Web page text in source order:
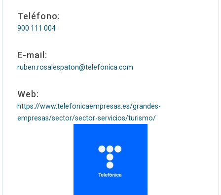
Teléfono:
900 111 004
E-mail:
ruben.rosalespaton@telefonica.com
Web:
https://www.telefonicaempresas.es/grandes-
empresas/sector/sector-servicios/turismo/